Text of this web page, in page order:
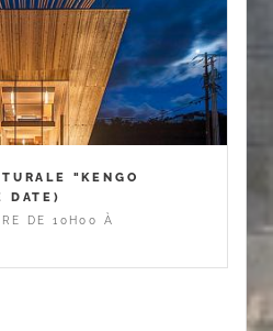
"KENGO
DATE)
DE 10H00 À